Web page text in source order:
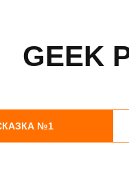
GEEK
№1